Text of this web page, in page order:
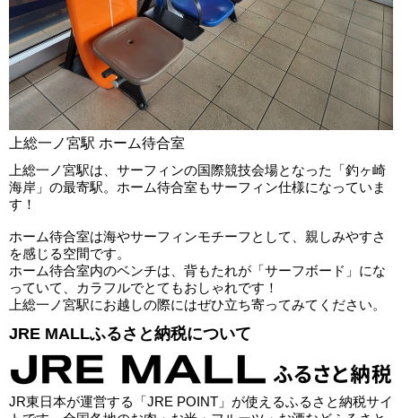
上総一ノ宮駅 ホーム待合室
上総一ノ宮駅は、サーフィンの国際競技会場となった「釣ヶ崎
海岸」の最寄駅。ホーム待合室もサーフィン仕様になっていま
す！
ホーム待合室は海やサーフィンモチーフとして、親しみやすさ
を感じる空間です。
ホーム待合室内のベンチは、背もたれが「サーフボード」にな
っていて、カラフルでとてもおしゃれです！
上総一ノ宮駅にお越しの際にはぜひ立ち寄ってみてください。
JRE MALLふるさと納税について
JR東日本が運営する「JRE POINT」が使えるふるさと納税サイ